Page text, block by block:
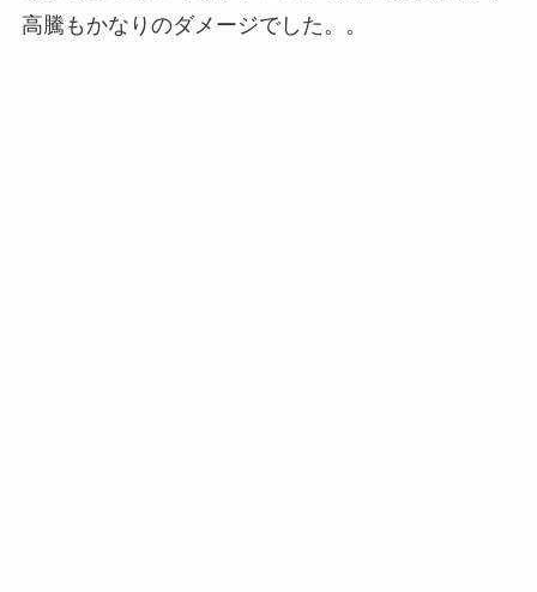
高騰もかなりのダメージでした。。